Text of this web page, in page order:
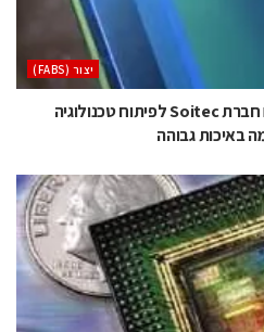
‫יצור (‪(FABS‬‬
טאואר-ג'אז חתמה על הסכם עם חברת Soitec לפיתוח טכנולוגיה
באיכות גבוהה